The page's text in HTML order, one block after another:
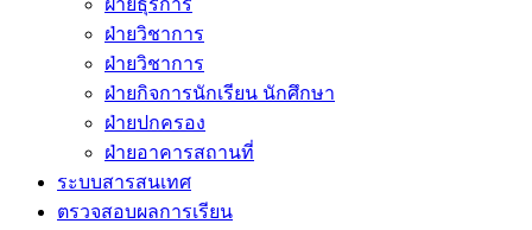
ฝ่ายธุรการ
ฝ่ายวิชาการ
ฝ่ายวิชาการ
ฝ่ายกิจการนักเรียน นักศึกษา
ฝ่ายปกครอง
ฝ่ายอาคารสถานที่
ระบบสารสนเทศ
ตรวจสอบผลการเรียน